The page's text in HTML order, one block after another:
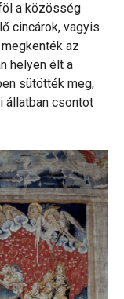
a közösség
cincárok, vagyis
az
helyen élt a
sütötték meg,
állatban csontot